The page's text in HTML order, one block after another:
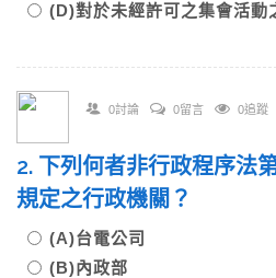
(D)對於未經許可之集會活動
0討論 0留言 0追蹤
2. 下列何者非行政程序法
規定之行政機關？
(A)台電公司
(B)內政部